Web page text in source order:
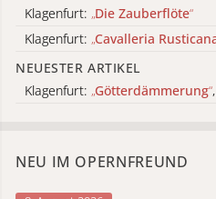
Klagenfurt: „Die Zauberflöte“
Klagenfurt: „Cavalleria
NEUESTER ARTIKEL
Klagenfurt: „Götterdämmerung“
NEU IM OPERNFREUND